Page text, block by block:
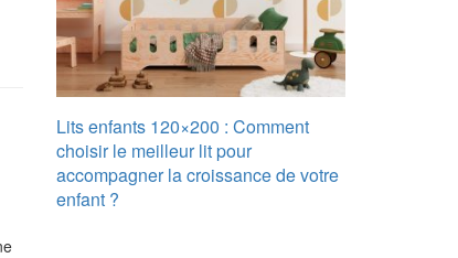
Lits enfants 120×200 : Comment
choisir le meilleur lit pour
accompagner la croissance de votre
enfant ?